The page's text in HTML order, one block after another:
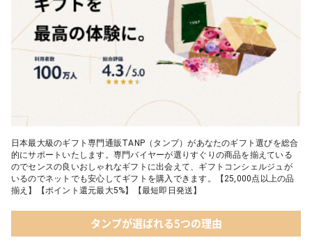
日本最大級のギフト専門通販TANP（タンプ）があなたのギフト選びを総合
的にサポートいたします。専門バイヤーが選りすぐりの商品を揃えている
のでセンスの良いおしゃれなギフトに出会えて、ギフトコンシェルジュが
いるのでネットでも安心してギフトを購入できます。【25,000点以上の品
揃え】【ポイント還元最大5%】【最短即日発送】
タンプが選ばれる5つの理由